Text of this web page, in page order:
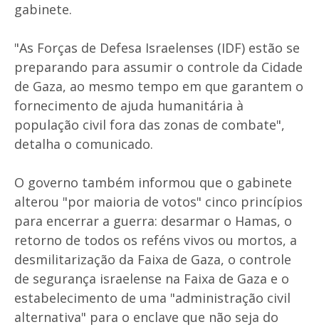
gabinete.
"As Forças de Defesa Israelenses (IDF) estão se
preparando para assumir o controle da Cidade
de Gaza, ao mesmo tempo em que garantem o
fornecimento de ajuda humanitária à
população civil fora das zonas de combate",
detalha o comunicado.
O governo também informou que o gabinete
alterou "por maioria de votos" cinco princípios
para encerrar a guerra: desarmar o Hamas, o
retorno de todos os reféns vivos ou mortos, a
desmilitarização da Faixa de Gaza, o controle
de segurança israelense na Faixa de Gaza e o
estabelecimento de uma "administração civil
alternativa" para o enclave que não seja do